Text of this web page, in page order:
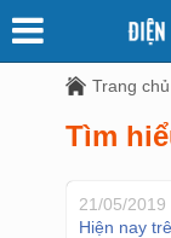
Trang chủ
Tìm
21/05/2019
Hiện nay